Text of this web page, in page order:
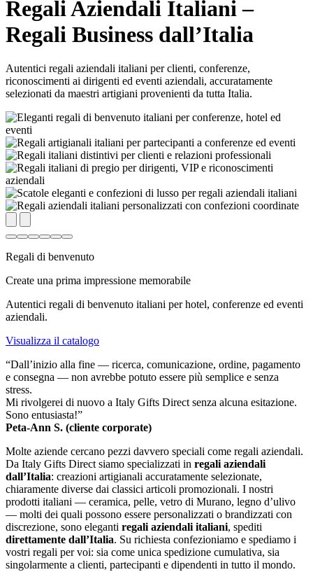
Regali Aziendali Italiani –
Regali Business dall’Italia
Autentici regali aziendali italiani per clienti, conferenze,
riconoscimenti ai dirigenti ed eventi aziendali, accuratamente
selezionati da maestri artigiani provenienti da tutta Italia.
Regali di benvenuto
Create una prima impressione memorabile
Autentici regali di benvenuto italiani per hotel, conferenze ed eventi
aziendali.
Visualizza il catalogo
“Dall’inizio alla fine — ricerca, comunicazione, ordine, pagamento
e consegna — non avrebbe potuto essere più semplice e senza
stress.
Mi rivolgerei di nuovo a Italy Gifts Direct senza alcuna esitazione.
Sono entusiasta!”
Peta-Ann S. (cliente corporate)
Molte aziende cercano pezzi davvero speciali come regali aziendali.
Da Italy Gifts Direct siamo specializzati in regali aziendali
dall’Italia: creazioni artigianali accuratamente selezionate,
chiaramente diverse dai classici articoli promozionali. I nostri
prodotti italiani — ceramica, pelle, vetro di Murano, legno d’ulivo
— molti dei quali possono essere personalizzati o brandizzati con
discrezione, sono eleganti regali aziendali italiani, spediti
direttamente dall’Italia. Su richiesta confezioniamo e spediamo i
vostri regali per voi: sia come unica spedizione cumulativa, sia
singolarmente a clienti, partecipanti e dipendenti in tutto il mondo.